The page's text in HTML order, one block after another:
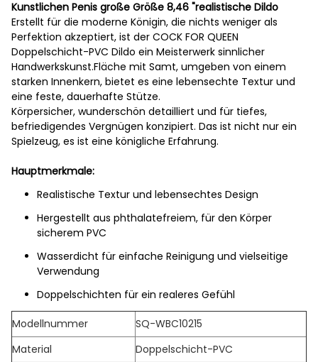
Kunstlichen Penis große Größe 8,46 "realistische Dildo
Erstellt für die moderne Königin, die nichts weniger als
Perfektion akzeptiert, ist der COCK FOR QUEEN
Doppelschicht-PVC Dildo ein Meisterwerk sinnlicher
Handwerkskunst.Fläche mit Samt, umgeben von einem
starken Innenkern, bietet es eine lebensechte Textur und
eine feste, dauerhafte Stütze.
Körpersicher, wunderschön detailliert und für tiefes,
befriedigendes Vergnügen konzipiert. Das ist nicht nur ein
Spielzeug, es ist eine königliche Erfahrung.
Hauptmerkmale:
Realistische Textur und lebensechtes Design
Hergestellt aus phthalatefreiem, für den Körper
sicherem PVC
Wasserdicht für einfache Reinigung und vielseitige
Verwendung
Doppelschichten für ein realeres Gefühl
Modellnummer
SQ-WBC10215
Material
Doppelschicht-PVC